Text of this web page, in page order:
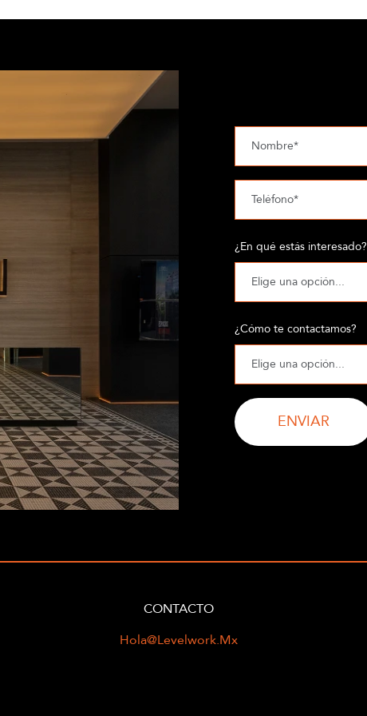
¿En qué estás interesado?
¿Cómo te contactamos?
ENVIAR
CONTACTO
Hola@levelwork.mx